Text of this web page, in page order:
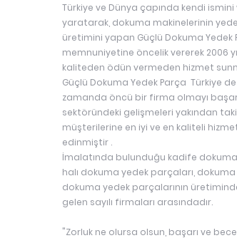
Türkiye ve Dünya çapında kendi ismini
yaratarak, dokuma makinelerinin
üretimini yapan Güçlü Dokuma Yedek
memnuniyetine öncelik vererek 2006
kaliteden ödün vermeden hizmet
Güçlü Dokuma Yedek Parça Türkiye
zamanda öncü bir firma olmayı
sektöründeki gelişmeleri yakından
müşterilerine en iyi ve en kaliteli
edinmiştir .
İmalatında bulunduğu kadife dokuma
halı dokuma yedek parçaları,
dokuma yedek parçalarının
gelen sayılı firmaları arasındadır.
"Zorluk ne olursa olsun, başarı ve